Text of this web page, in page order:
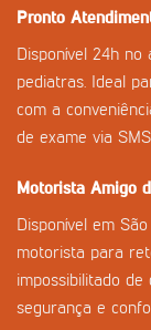
Pronto
Disponível 24h no
pediatras. Ideal
com a
de exame via
Motorista Amigo
Disponível em
motorista para
impossibilitado
segurança e